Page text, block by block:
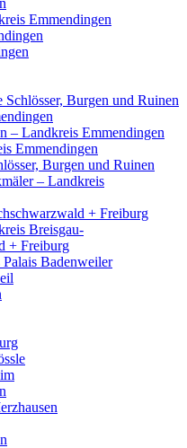
Emmendingen
Burgen und Ruinen
– Landkreis Emmendingen
Emmendingen
Burgen und Ruinen
– Landkreis
+ Freiburg
Breisgau-
+ Freiburg
Badenweiler